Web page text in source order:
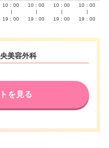
10：00
19：00
10：00
19：00
10：00
19：00
10：00
19：00
美容外科
を見る